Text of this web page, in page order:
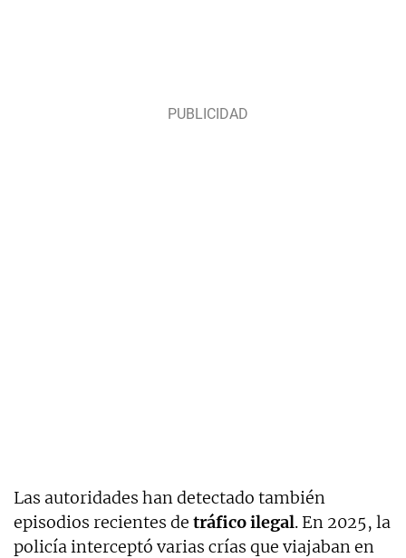
Las autoridades han detectado también
episodios recientes de tráfico ilegal. En 2025, la
policía interceptó varias crías que viajaban en